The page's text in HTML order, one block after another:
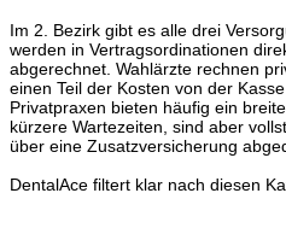
Im 2. Bezirk gibt es alle drei
werden in Vertragsordinationen
abgerechnet. Wahlärzte rechnen
einen Teil der Kosten von der
Privatpraxen bieten häufig ein
kürzere Wartezeiten, sind aber
über eine Zusatzversicherung
DentalAce filtert klar nach diesen